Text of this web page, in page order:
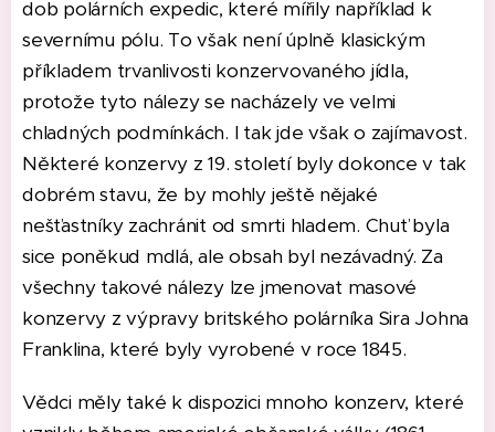
dob polárních expedic, které mířily například k
severnímu pólu. To však není úplně klasickým
příkladem trvanlivosti konzervovaného jídla,
protože tyto nálezy se nacházely ve velmi
chladných podmínkách. I tak jde však o zajímavost.
Některé konzervy z 19. století byly dokonce v tak
dobrém stavu, že by mohly ještě nějaké
nešťastníky zachránit od smrti hladem. Chuť byla
sice poněkud mdlá, ale obsah byl nezávadný. Za
všechny takové nálezy lze jmenovat masové
konzervy z výpravy britského polárníka Sira Johna
Franklina, které byly vyrobené v roce 1845.
Vědci měly také k dispozici mnoho konzerv, které